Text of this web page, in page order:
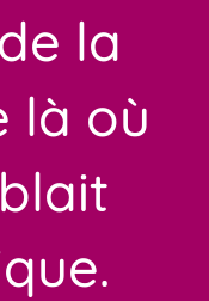
la
là où